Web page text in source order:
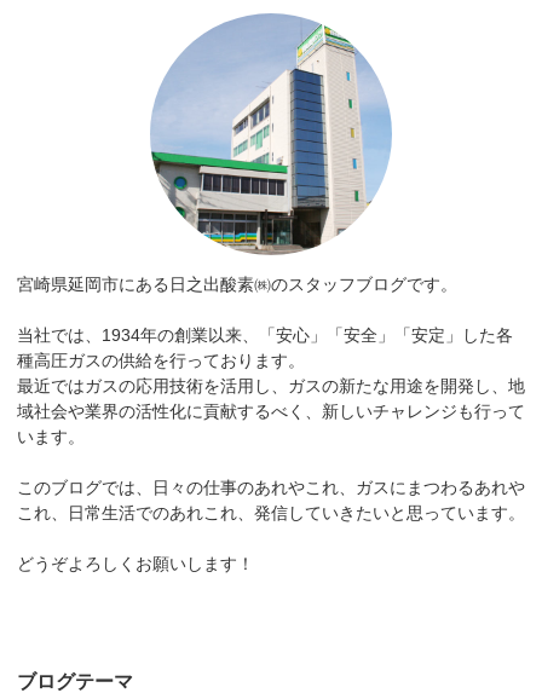
宮崎県延岡市にある日之出酸素㈱のスタッフブログです。
当社では、1934年の創業以来、「安心」「安全」「安定」した各
種高圧ガスの供給を行っております。
最近ではガスの応用技術を活用し、ガスの新たな用途を開発し、地
域社会や業界の活性化に貢献するべく、新しいチャレンジも行って
います。
このブログでは、日々の仕事のあれやこれ、ガスにまつわるあれや
これ、日常生活でのあれこれ、発信していきたいと思っています。
どうぞよろしくお願いします！
ブログテーマ